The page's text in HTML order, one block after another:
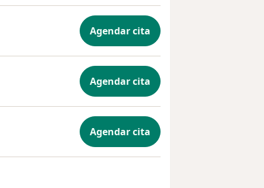
Agendar cita
Agendar cita
Agendar cita